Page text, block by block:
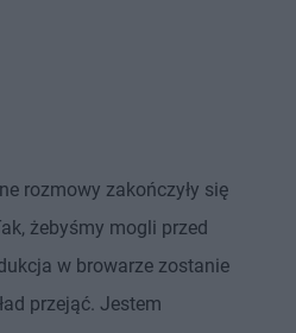
rozmowy zakończyły się
żebyśmy mogli przed
w browarze zostanie
przejąć. Jestem